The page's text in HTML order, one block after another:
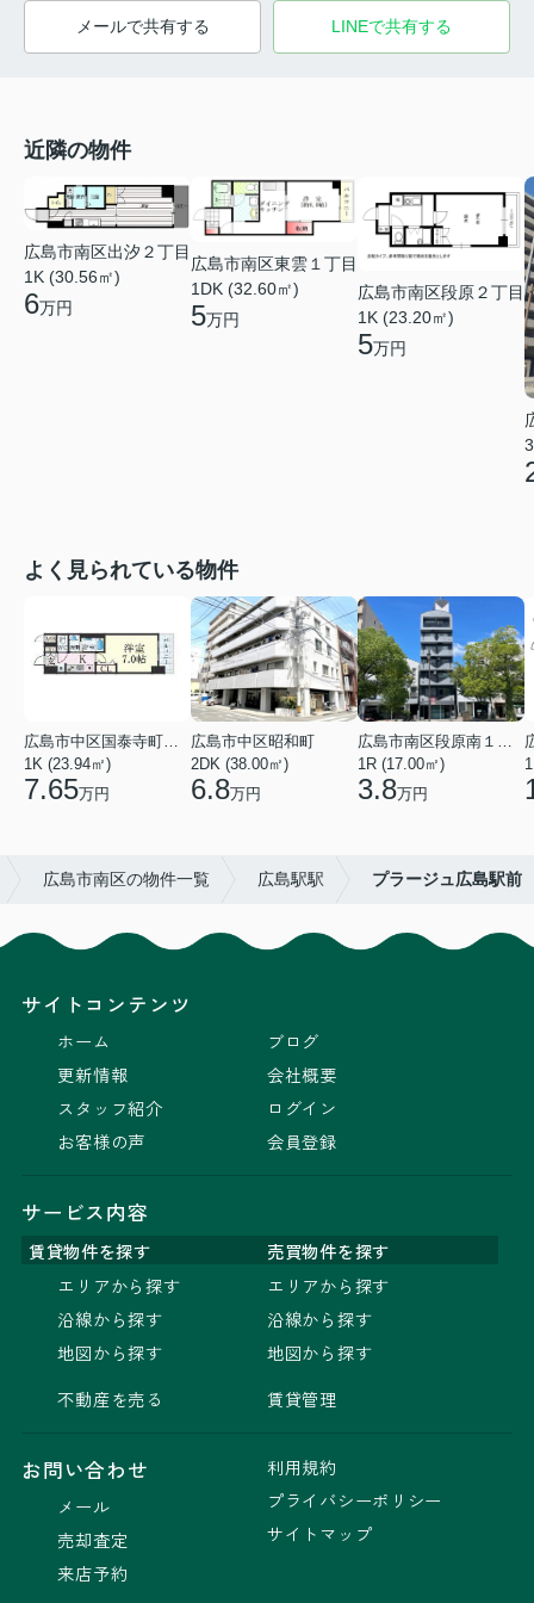
メールで共有する LINEで共有する
近隣の物件
広島市南区出汐２丁目
1K (30.56㎡)
6万円
広島市南区東雲１丁目
1DK (32.60㎡)
5万円
広島市南区段原２丁目
1K (23.20㎡)
5万円
よく見られている物件
広島市中区国泰寺町２丁目
1K (23.94㎡)
7.65万円
広島市中区昭和町
2DK (38.00㎡)
6.8万円
広島市南区段原南１丁目
1R (17.00㎡)
3.8万円
広島市南区の物件一覧 広島駅駅 プラージュ広島駅前
サイトコンテンツ
ホーム
更新情報
スタッフ紹介
お客様の声
ブログ
会社概要
ログイン
会員登録
サービス内容
賃貸物件を探す
売買物件を探す
エリアから探す
沿線から探す
地図から探す
不動産を売る
エリアから探す
沿線から探す
地図から探す
賃貸管理
お問い合わせ
メール
売却査定
来店予約
利用規約
プライバシーポリシー
サイトマップ